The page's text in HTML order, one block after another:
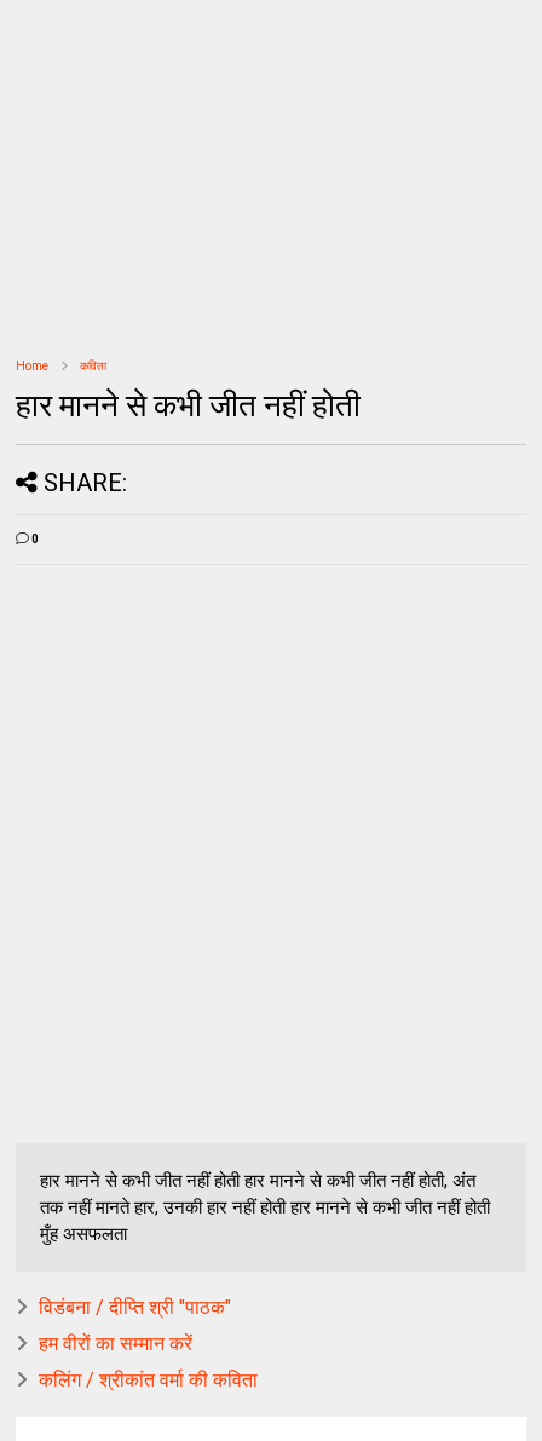
Home कविता
हार मानने से कभी जीत नहीं होती
SHARE:
0
हार मानने से कभी जीत नहीं होती हार मानने से कभी जीत नहीं होती, अंत
तक नहीं मानते हार, उनकी हार नहीं होती हार मानने से कभी जीत नहीं होती
मुँह असफलता
विडंबना / दीप्ति श्री "पाठक"
हम वीरों का सम्मान करें
कलिंग / श्रीकांत वर्मा की कविता